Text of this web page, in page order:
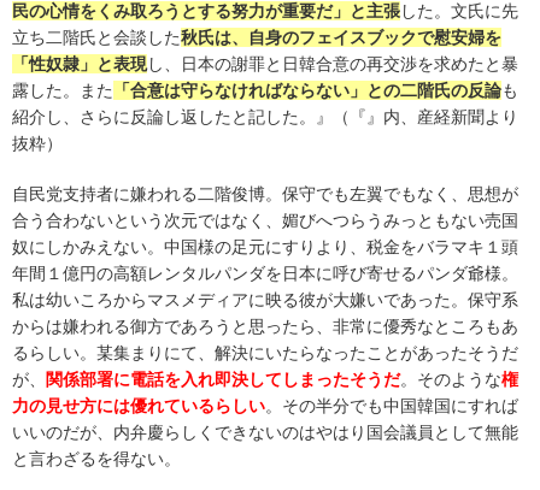
民の心情をくみ取ろうとする努力が重要だ」と主張した。文氏に先
立ち二階氏と会談した秋氏は、自身のフェイスブックで慰安婦を
「性奴隷」と表現し、日本の謝罪と日韓合意の再交渉を求めたと暴
露した。また
「合意は守らなければならない」との二階氏の反論も
紹介し、さらに反論し返したと記した。』（『』内、産経新聞より
抜粋）
自民党支持者に嫌われる二階俊博。保守でも左翼でもなく、思想が
合う合わないという次元ではなく、媚びへつらうみっともない売国
奴にしかみえない。中国様の足元にすりより、税金をバラマキ１頭
年間１億円の高額レンタルパンダを日本に呼び寄せるパンダ爺様。
私は幼いころからマスメディアに映る彼が大嫌いであった。保守系
からは嫌われる御方であろうと思ったら、非常に優秀なところもあ
るらしい。某集まりにて、解決にいたらなったことがあったそうだ
が、
関係部署に電話を入れ即決してしまったそうだ。そのような権
力の見せ方には優れているらしい。その半分でも中国韓国にすれば
いいのだが、内弁慶らしくできないのはやはり国会議員として無能
と言わざるを得ない。